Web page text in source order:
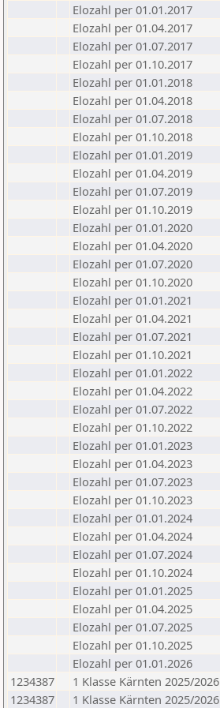
Elozahl per 01.01.2017
Elozahl per 01.04.2017
Elozahl per 01.07.2017
Elozahl per 01.10.2017
Elozahl per 01.01.2018
Elozahl per 01.04.2018
Elozahl per 01.07.2018
Elozahl per 01.10.2018
Elozahl per 01.01.2019
Elozahl per 01.04.2019
Elozahl per 01.07.2019
Elozahl per 01.10.2019
Elozahl per 01.01.2020
Elozahl per 01.04.2020
Elozahl per 01.07.2020
Elozahl per 01.10.2020
Elozahl per 01.01.2021
Elozahl per 01.04.2021
Elozahl per 01.07.2021
Elozahl per 01.10.2021
Elozahl per 01.01.2022
Elozahl per 01.04.2022
Elozahl per 01.07.2022
Elozahl per 01.10.2022
Elozahl per 01.01.2023
Elozahl per 01.04.2023
Elozahl per 01.07.2023
Elozahl per 01.10.2023
Elozahl per 01.01.2024
Elozahl per 01.04.2024
Elozahl per 01.07.2024
Elozahl per 01.10.2024
Elozahl per 01.01.2025
Elozahl per 01.04.2025
Elozahl per 01.07.2025
Elozahl per 01.10.2025
Elozahl per 01.01.2026
1234387
1 Klasse Kärnten 2025/2026
1234387
1 Klasse Kärnten 2025/2026